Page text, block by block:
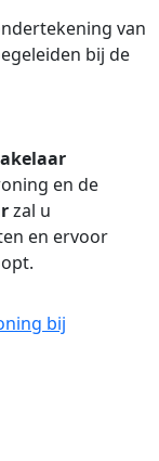
van
bij de
en de
zal u
en ervoor
bij